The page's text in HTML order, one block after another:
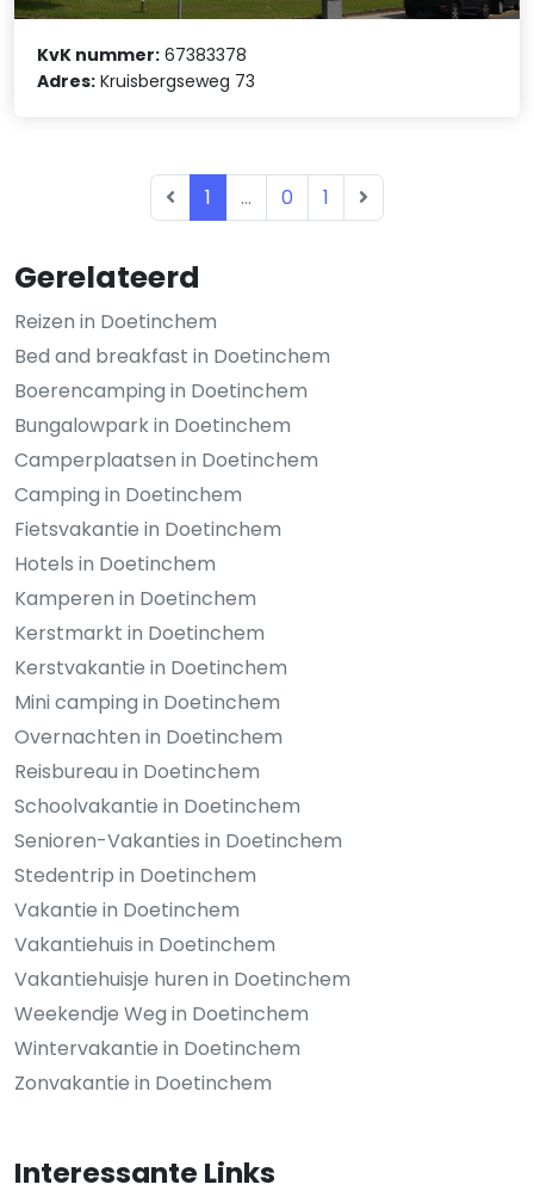
Gerelateerd
Reizen in Doetinchem
Bed and breakfast in Doetinchem
Boerencamping in Doetinchem
Bungalowpark in Doetinchem
Camperplaatsen in Doetinchem
Camping in Doetinchem
Fietsvakantie in Doetinchem
Hotels in Doetinchem
Kamperen in Doetinchem
Kerstmarkt in Doetinchem
Kerstvakantie in Doetinchem
Mini camping in Doetinchem
Overnachten in Doetinchem
Reisbureau in Doetinchem
Schoolvakantie in Doetinchem
Senioren-Vakanties in Doetinchem
Stedentrip in Doetinchem
Vakantie in Doetinchem
Vakantiehuis in Doetinchem
Vakantiehuisje huren in Doetinchem
Weekendje Weg in Doetinchem
Wintervakantie in Doetinchem
Zonvakantie in Doetinchem
Interessante Links
KvK nummer: 67383378
Adres: Kruisbergseweg 73
1 ... 0 1